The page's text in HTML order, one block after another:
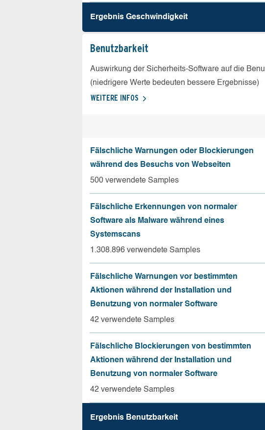
Ergebnis Geschw­indigkeit
Benutz­barkeit
Auswirkung der Sicherheits-Software auf die
(niedrigere Werte bedeuten bessere Ergebnisse)
WEITERE INFOS
Fälschliche Warnungen oder Blockierungen
während des Besuchs von Webseiten
500 verwendete Samples
Fälschliche Erkennungen von normaler
Software als Malware während eines
Systemscans
1.308.896 verwendete Samples
Fälschliche Warnungen vor bestimmten
Aktionen während der Installation und
Benutzung von normaler Software
42 verwendete Samples
Fälschliche Blockierungen von bestimmten
Aktionen während der Installation und
Benutzung von normaler Software
42 verwendete Samples
Ergebnis Benutz­barkeit